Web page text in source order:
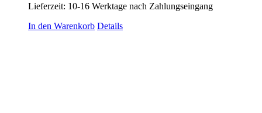
Lieferzeit: 10-16 Werktage nach Zahlungseingang
In den Warenkorb Details